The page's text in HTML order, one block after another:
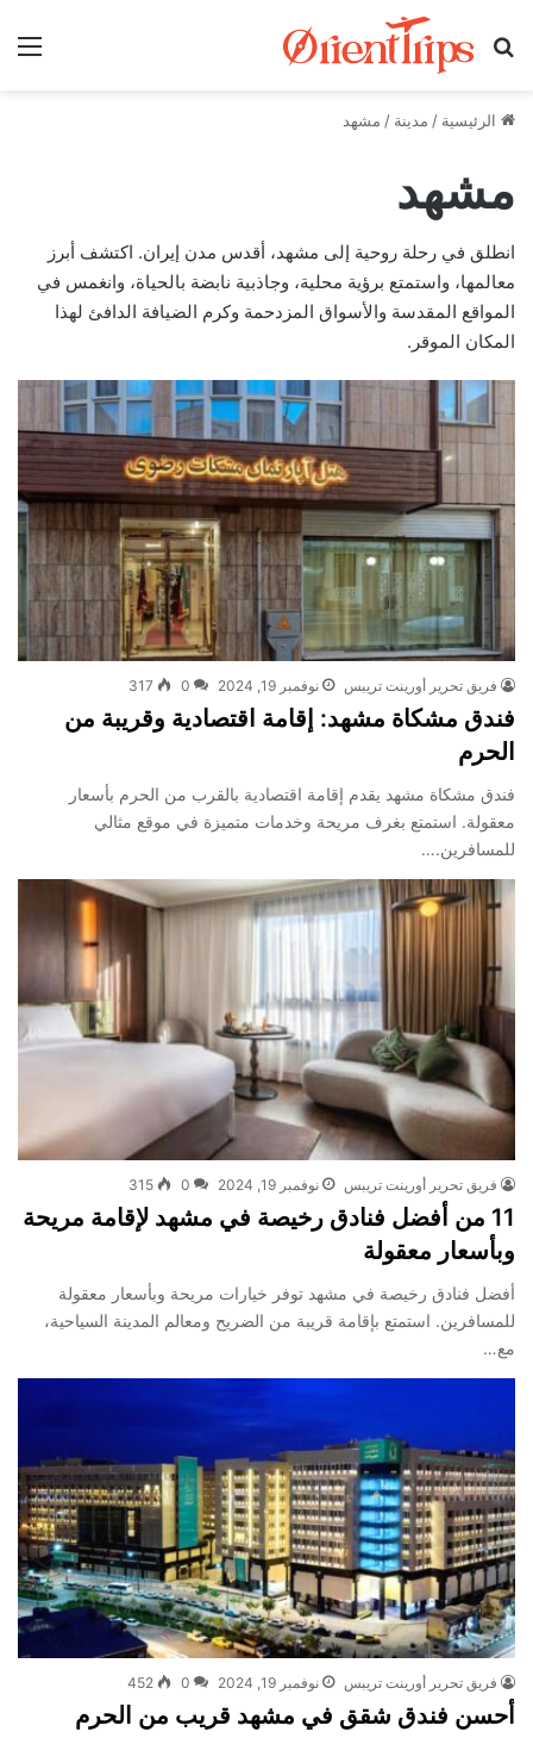
بحث عن
الرئيسية / مدينة / مشهد
مشهد
انطلق في رحلة روحية إلى مشهد، أقدس مدن إيران. اكتشف أبرز
معالمها، واستمتع برؤية محلية، وجاذبية نابضة بالحياة، وانغمس في
المواقع المقدسة والأسواق المزدحمة وكرم الضيافة الدافئ لهذا
المكان الموقر.
فريق تحرير أورينت تريبس نوفمبر 19, 2024 0
317
فندق مشكاة مشهد: إقامة اقتصادية وقريبة من
الحرم
فندق مشكاة مشهد يقدم إقامة اقتصادية بالقرب من الحرم بأسعار
معقولة. استمتع بغرف مريحة وخدمات متميزة في موقع مثالي
للمسافرين.…
فريق تحرير أورينت تريبس نوفمبر 19, 2024 0
315
11 من أفضل فنادق رخيصة في مشهد لإقامة مريحة
وبأسعار معقولة
أفضل فنادق رخيصة في مشهد توفر خيارات مريحة وبأسعار معقولة
للمسافرين. استمتع بإقامة قريبة من الضريح ومعالم المدينة السياحية،
مع…
فريق تحرير أورينت تريبس نوفمبر 19, 2024 0
452
أحسن فندق شقق في مشهد قريب من الحرم